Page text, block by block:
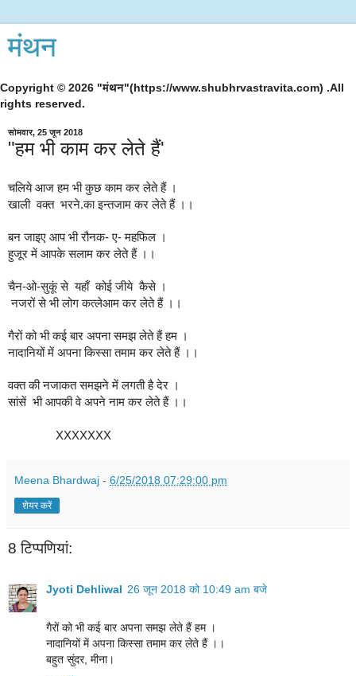
मंथन
Copyright © 2026 "मंथन"(https://www.shubhrvastravita.com) .All
rights reserved.
सोमवार, 25 जून 2018
"हम भी काम कर लेते हैं'
चलिये आज हम भी कुछ काम कर लेते हैं ।
खाली  वक्त  भरने.का इन्तजाम कर लेते हैं ।।
बन जाइए आप भी रौनक- ए- महफिल ।
हुजूर में आपके सलाम कर लेते हैं ।।
चैन-ओ-सुकूं से  यहाँ  कोई जीये  कैसे ।
नजरों से भी लोग कत्लेआम कर लेते हैं ।।
गैरों को भी कई बार अपना समझ लेते हैं हम ।
नादानियों में अपना किस्सा तमाम कर लेते हैं ।।
वक्त की नजाकत समझने में लगती है देर ।
सांसें  भी आपकी वे अपने नाम कर लेते हैं ।।
               XXXXXXX
Meena Bhardwaj - 6/25/2018 07:29:00 pm
शेयर करें
8 टिप्‍पणियां:
Jyoti Dehliwal 26 जून 2018 को 10:49 am बजे
गैरों को भी कई बार अपना समझ लेते हैं हम ।
नादानियों में अपना किस्सा तमाम कर लेते हैं ।।
बहुत सुंदर, मीना।